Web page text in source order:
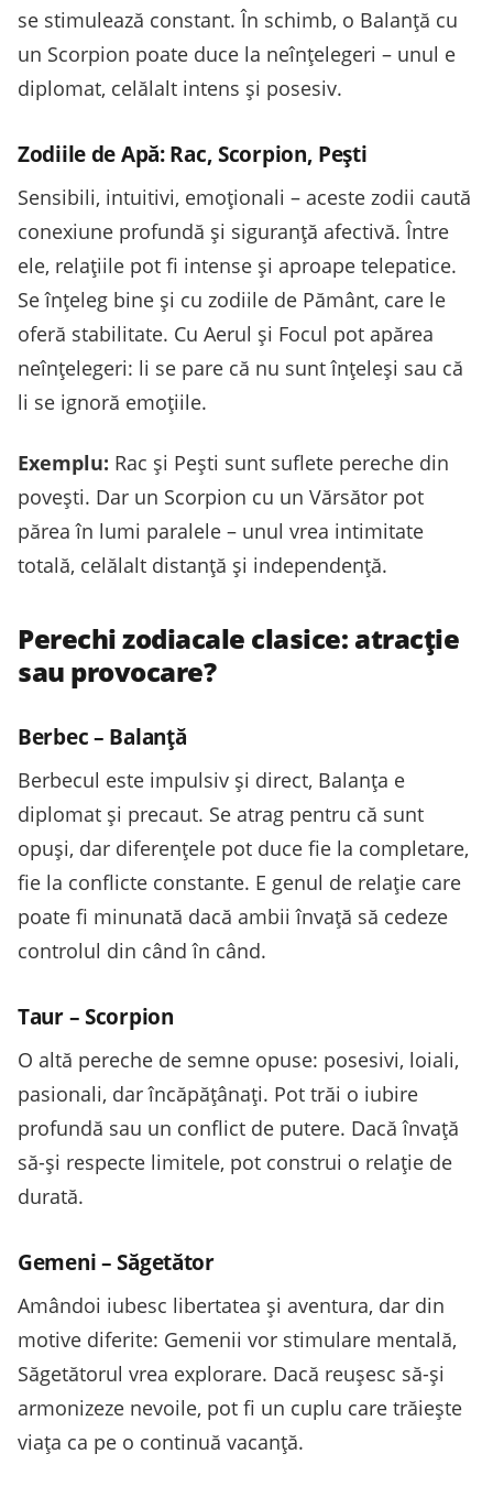
se stimulează constant. În schimb, o Balanță cu
un Scorpion poate duce la neînțelegeri – unul e
diplomat, celălalt intens și posesiv.
Zodiile de Apă: Rac, Scorpion, Pești
Sensibili, intuitivi, emoționali – aceste zodii caută
conexiune profundă și siguranță afectivă. Între
ele, relațiile pot fi intense și aproape telepatice.
Se înțeleg bine și cu zodiile de Pământ, care le
oferă stabilitate. Cu Aerul și Focul pot apărea
neînțelegeri: li se pare că nu sunt înțeleși sau că
li se ignoră emoțiile.
Exemplu: Rac și Pești sunt suflete pereche din
povești. Dar un Scorpion cu un Vărsător pot
părea în lumi paralele – unul vrea intimitate
totală, celălalt distanță și independență.
Perechi zodiacale clasice: atracție
sau provocare?
Berbec – Balanță
Berbecul este impulsiv și direct, Balanța e
diplomat și precaut. Se atrag pentru că sunt
opuși, dar diferențele pot duce fie la completare,
fie la conflicte constante. E genul de relație care
poate fi minunată dacă ambii învață să cedeze
controlul din când în când.
Taur – Scorpion
O altă pereche de semne opuse: posesivi, loiali,
pasionali, dar încăpățânați. Pot trăi o iubire
profundă sau un conflict de putere. Dacă învață
să-și respecte limitele, pot construi o relație de
durată.
Gemeni – Săgetător
Amândoi iubesc libertatea și aventura, dar din
motive diferite: Gemenii vor stimulare mentală,
Săgetătorul vrea explorare. Dacă reușesc să-și
armonizeze nevoile, pot fi un cuplu care trăiește
viața ca pe o continuă vacanță.